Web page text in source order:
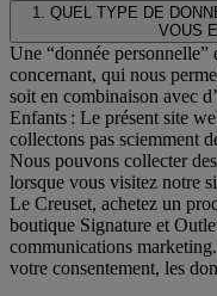
1. QUEL TYPE DE
VOUS
Une “donnée
concernant, qui nous
soit en combinaison avec
Enfants : Le présent site
collectons pas sciemment
Nous pouvons collecter
lorsque vous visitez notre
Le Creuset, achetez un
boutique Signature et
communications
votre consentement, les